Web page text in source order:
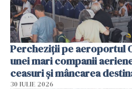
Percheziții pe aeroportul
unei mari companii
ceasuri și mâncarea
30 IULIE 2026